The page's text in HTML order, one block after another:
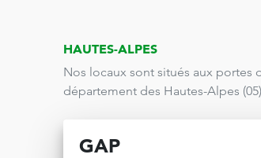
HAUTES-ALPES
Nos locaux sont situés aux portes
département des Hautes-Alpes
GAP